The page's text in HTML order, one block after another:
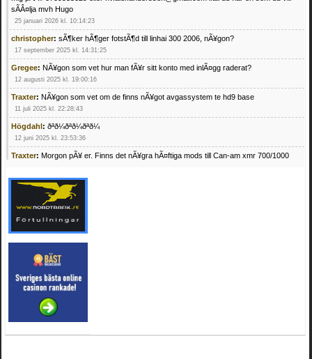
sÃÂ¤lja mvh Hugo
25 januari 2026 kl. 10:14:23
christopher: sÃ¶ker hÃ¶ger fotstÃ¶d till linhai 300 2006, nÃ¥gon?
17 september 2025 kl. 14:31:25
Gregee: NÃ¥gon som vet hur man fÃ¥r sitt konto med inlÃ¤gg raderat?
12 augusti 2025 kl. 19:00:16
Traxter: NÃ¥gon som vet om de finns nÃ¥got avgassystem te hd9 base
11 juli 2025 kl. 22:28:43
Högdahl: ðªð¼ðªð¼ðªð¼
12 juni 2025 kl. 23:53:36
Traxter: Morgon pÃ¥ er. Finns det nÃ¥gra hÃ¤ftiga mods till Can-am xmr 700/1000
Mrhandsome:SÃ¶ker defekta/trasiga fyrhjulingar. Jag betalar bra och du kan nÃ¥ mig
pÃ¥ 0709955029 eller hv.alexandersson@gmail.com ifall du har en som du vill sÃ¤lja
mvh Hugo
21 februari 2025 kl. 09:25:52
Oscar5:NÃ¥gon som vet vad man kan begÃ¤ra fÃ¶r en Honda TRX 350 FE 2005
4 februari 2025 kl. 19:20:50
Oscar5:44
4 februari 2025 kl. 19:15:36
Greger59:NÃ¤gon som vet har en Cetek 500 EFI
15 januari 2025 kl. 23:49:44
Mrhandsome:SÃÂ¶ker defekta/trasiga fyrhjulingar. Jag betalar bra och du kan nÃÂ¥